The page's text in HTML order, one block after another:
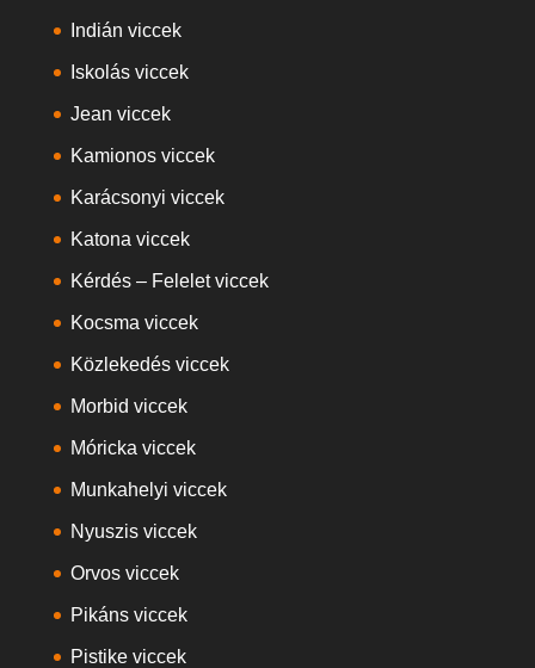
Indián viccek
Iskolás viccek
Jean viccek
Kamionos viccek
Karácsonyi viccek
Katona viccek
Kérdés – Felelet viccek
Kocsma viccek
Közlekedés viccek
Morbid viccek
Móricka viccek
Munkahelyi viccek
Nyuszis viccek
Orvos viccek
Pikáns viccek
Pistike viccek